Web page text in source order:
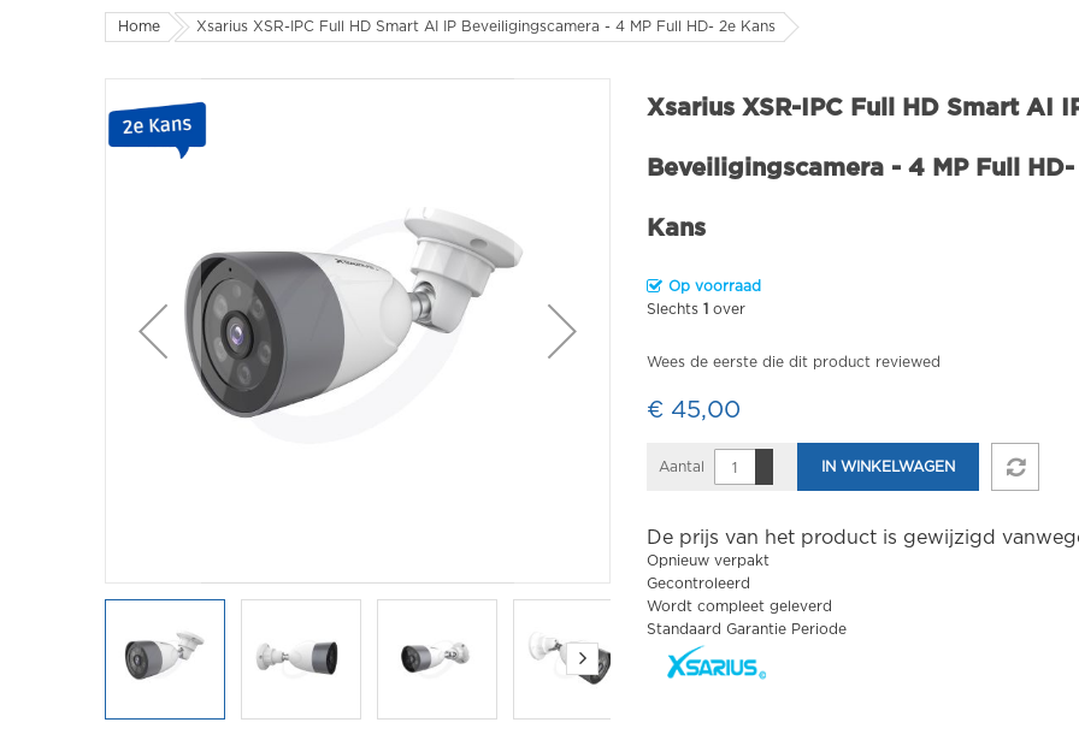
Home Xsarius XSR-IPC Full HD Smart AI IP Beveiligingscamera - 4 MP Full HD- 2e Kans
Xsarius XSR-IPC Full HD Smart AI
Beveiligingscamera - 4 MP Full HD-
Kans
Op voorraad
Slechts 1 over
Wees de eerste die dit product reviewed
€ 45,00
Aantal IN WINKELWAGEN
De prijs van het product is gewijzigd
Opnieuw verpakt
Gecontroleerd
Wordt compleet geleverd
Standaard Garantie Periode